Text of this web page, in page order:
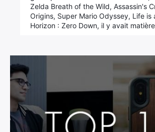
Zelda Breath of the Wild, Assassin's
Origins, Super Mario Odyssey, Life is
Horizon : Zero Down, il y avait